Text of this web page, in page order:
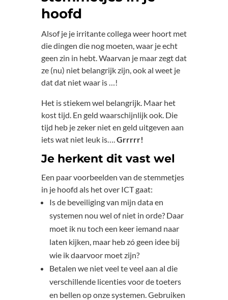
hoofd
Alsof je je irritante collega weer hoort met
die dingen die nog moeten, waar je echt
geen zin in hebt. Waarvan je maar zegt dat
ze (nu) niet belangrijk zijn, ook al weet je
dat dat niet waar is …!
Het is stiekem wel belangrijk. Maar het
kost tijd. En geld waarschijnlijk ook. Die
tijd heb je zeker niet en geld uitgeven aan
iets wat niet leuk is…. Grrrrr!
Je herkent dit vast wel
Een paar voorbeelden van de stemmetjes
in je hoofd als het over ICT gaat:
Is de beveiliging van mijn data en
systemen nou wel of niet in orde? Daar
moet ik nu toch een keer iemand naar
laten kijken, maar heb zó geen idee bij
wie ik daarvoor moet zijn?
Betalen we niet veel te veel aan al die
verschillende licenties voor de toeters
en bellen op onze systemen. Gebruiken